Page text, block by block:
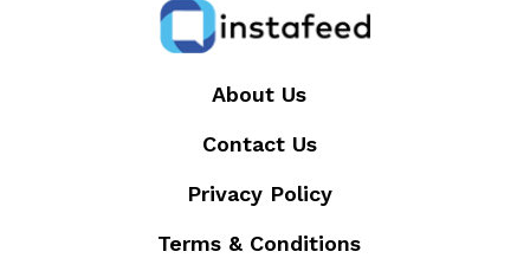
About Us
Contact Us
Privacy Policy
Terms & Conditions